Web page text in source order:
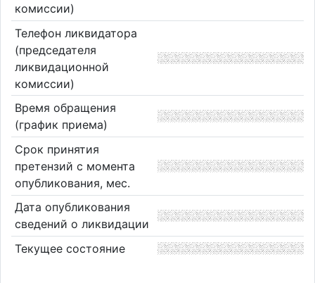
комиссии)
Телефон ликвидатора
(председателя
ликвидационной
комиссии)
Время обращения
(график приема)
Срок принятия
претензий с момента
опубликования, мес.
Дата опубликования
сведений о ликвидации
Текущее состояние